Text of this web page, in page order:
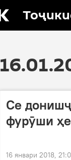
Се
фурӯши
16 январи 2018,